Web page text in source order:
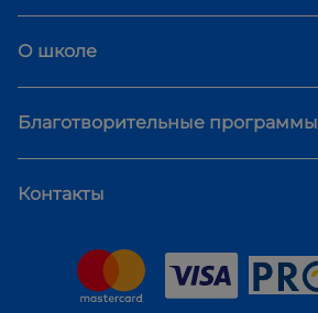
О школе
Благотворительные программы
Контакты